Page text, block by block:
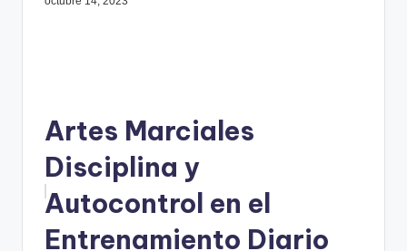
Artes Marciales
Disciplina y
Autocontrol en el
Entrenamiento Diario